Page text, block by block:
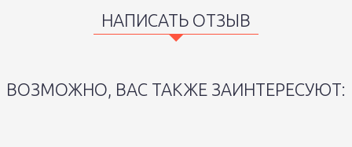
НАПИСАТЬ ОТЗЫВ
ВОЗМОЖНО, ВАС ТАКЖЕ ЗАИНТЕРЕСУЮТ: